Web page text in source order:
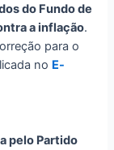
do Fundo de
a inflação.
para o
no E-
pelo Partido